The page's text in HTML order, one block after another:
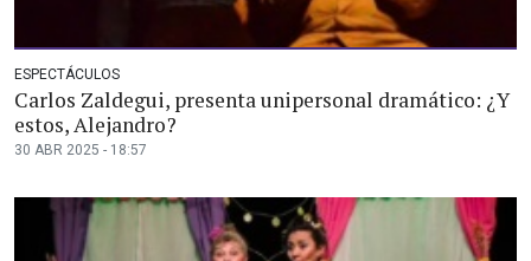
ESPECTÁCULOS
Carlos Zaldegui, presenta unipersonal dramático: ¿Y
estos, Alejandro?
30 ABR 2025 - 18:57